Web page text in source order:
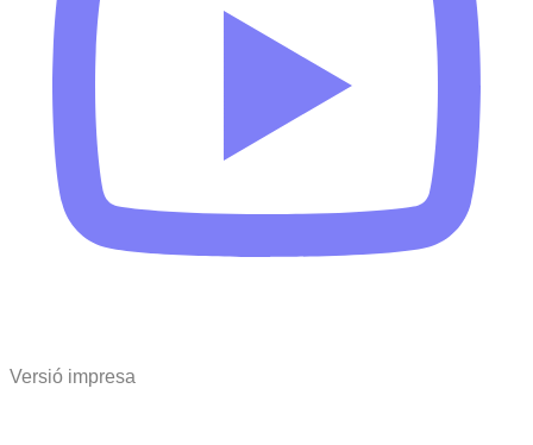
Versió impresa